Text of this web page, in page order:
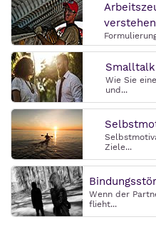
verstehen
Wie Sie
und...
Ziele...
Wenn der
flieht...